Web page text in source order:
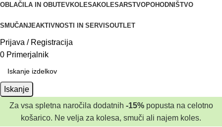
OBLAČILA IN OBUTEVKOLESAKOLESARSTVOPOHODNIŠTVO
SMUČANJEAKTIVNOSTI IN SERVISOUTLET
Prijava / Registracija
0 Primerjalnik
Iskanje
Za vsa spletna naročila dodatnih -15%popusta na celotno
košarico. Ne velja za kolesa, smuči ali najem koles.